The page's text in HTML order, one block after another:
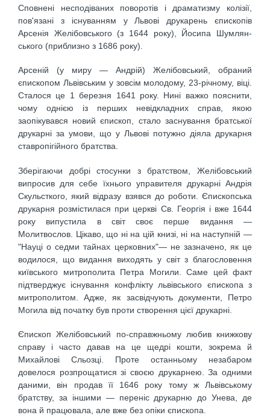
Сповнені несподіваних поворотів і драматизму колізії,
пов'язані з існуванням у Львові друкарень єпископів
Арсенія Желібовського (з 1644 року), Йосипа Шумлян-
ського (приблизно з 1686 року).
Арсеній (у миру — Андрій) Желібовський, обраний
єпископом Львівським у зовсім молодому, 23-річному, віці.
Сталося це 1 березня 1641 року. Нині важко пояснити,
чому однією із перших невідкладних справ, якою
заопікувався новий єпископ, стало заснування братської
друкарні за умови, що у Львові потужно діяла друкарня
ставропігійного братства.
Зберігаючи добрі стосунки з братством, Желібовський
випросив для себе їхнього управителя друкарні Андрія
Скульсткого, який відразу взявся до роботи. Єпископська
друкарня розмістилася при церкві Св. Георгія і вже 1644
року випустила в світ своє перше видання —
Молитвослов. Цікаво, що ні на цій книзі, ні на наступній —
"Науці о седми тайнах церковних"— не зазначено, як це
водилося, що видання виходять у світ з благословення
київського митрополита Петра Могили. Саме цей факт
підтверджує існування конфлікту львівського єпископа з
митрополитом. Адже, як засвідчують документи, Петро
Могила від початку був проти створення цієї друкарні.
Єпископ Желібовський по-справжньому любив книжкову
справу і часто давав на це щедрі кошти, зокрема й
Михайлові Сльозці. Проте останньому незабаром
довелося розпрощатися зі своєю друкарнею. За одними
даними, він продав її 1646 року тому ж Львівському
братству, за іншими — переніс друкарню до Унева, де
вона й працювала, але вже без опіки єпископа.